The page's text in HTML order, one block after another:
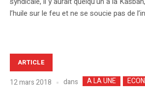
l’huile sur le feu et ne se soucie pas de
ARTICLE
12 mars 2018 dans A LA UNE